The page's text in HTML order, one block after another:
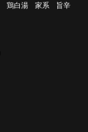
鶏白湯 家系
旨辛